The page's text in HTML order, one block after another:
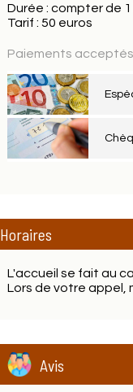
Durée : compter de 1
Tarif : 50 euros
Paiements acceptés
Horaires
L'accueil se fait au
Lors de votre appel,
Avis